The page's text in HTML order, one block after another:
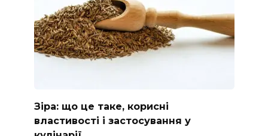
Зіра: що це таке, корисні
властивості і застосування у